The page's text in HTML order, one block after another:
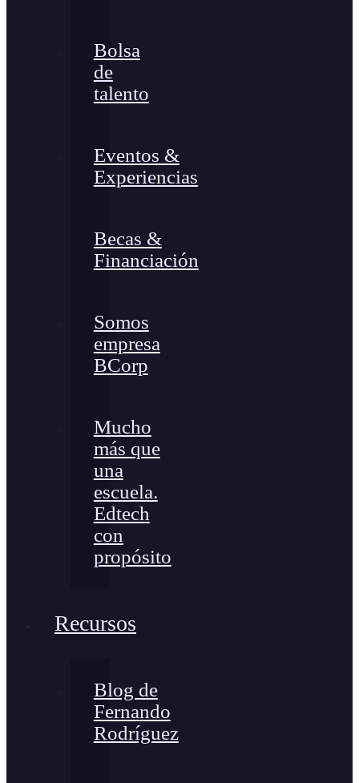
Bolsa
de
talento
Eventos &
Experiencias
Becas &
Financiación
Somos
empresa
BCorp
Mucho
más que
una
escuela.
Edtech
con
propósito
Recursos
Blog de
Fernando
Rodríguez